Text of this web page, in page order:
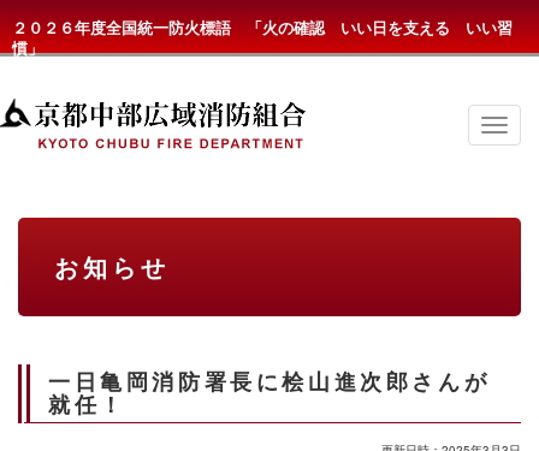
２０２６年度全国統一防火標語 「火の確認 いい日を支える いい習
慣」
京
都
お知らせ
一日亀岡消防署長に桧山進次郎さんが
就任！